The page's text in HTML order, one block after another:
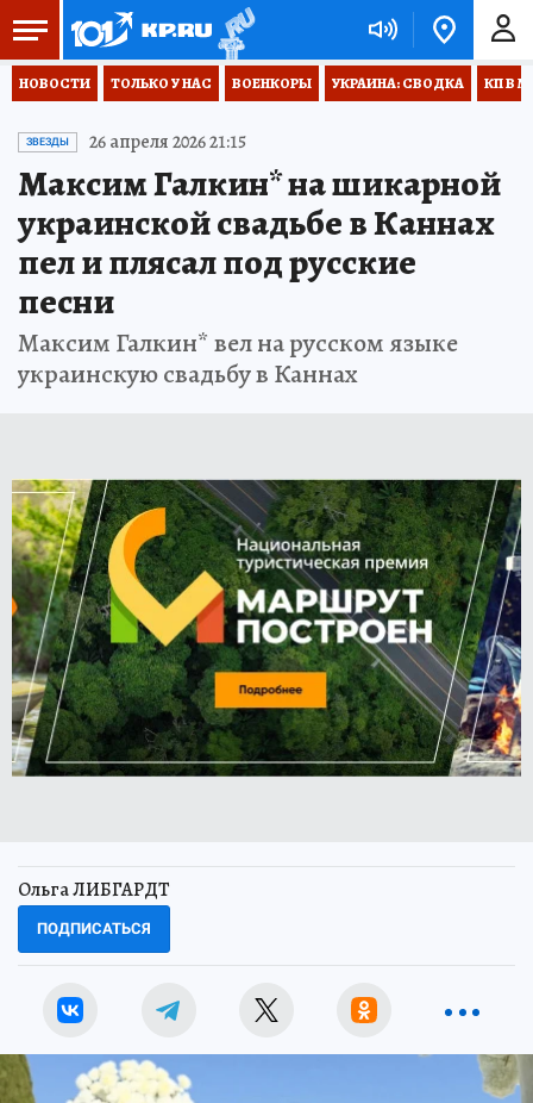
НОВОСТИ ТОЛЬКО У НАС ВОЕНКОРЫ УКРАИНА: СВОДКА КП В
ЗВЕЗДЫ 26 апреля 2026 21:15
Максим Галкин* на шикарной
украинской свадьбе в Каннах
пел и плясал под русские
песни
Максим Галкин* вел на русском языке
украинскую свадьбу в Каннах
Ольга ЛИБГАРДТ
ПОДПИСАТЬСЯ